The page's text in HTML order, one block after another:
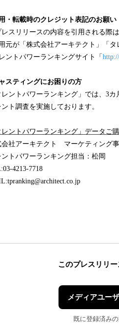
・転載時のクレジット表記のお願い
スリリースの内容を引用される際
元が「株式会社アーキテクト」「
ントパワーランキングサイト「
スティングにお困りの方
レントパワーランキング」では、3
ント調査を実施しております。
レントパワーランキング」データご
会社アーキテクト マーケティング
ントパワーランキング担当：松岡
4213-7718
このプレスリリー
メディアユー
既に登録済み